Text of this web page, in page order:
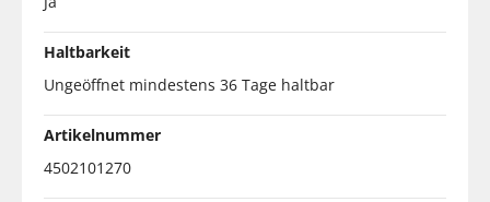
Haltbarkeit
Ungeöffnet mindestens 36 Tage haltbar
Artikelnummer
4502101270